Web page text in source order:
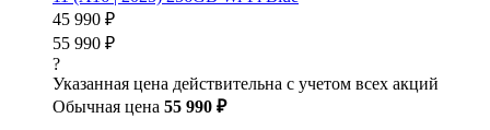
45 990 ₽
55 990 ₽
?
Указанная цена действительна с учетом всех акций
Обычная цена 55 990 ₽